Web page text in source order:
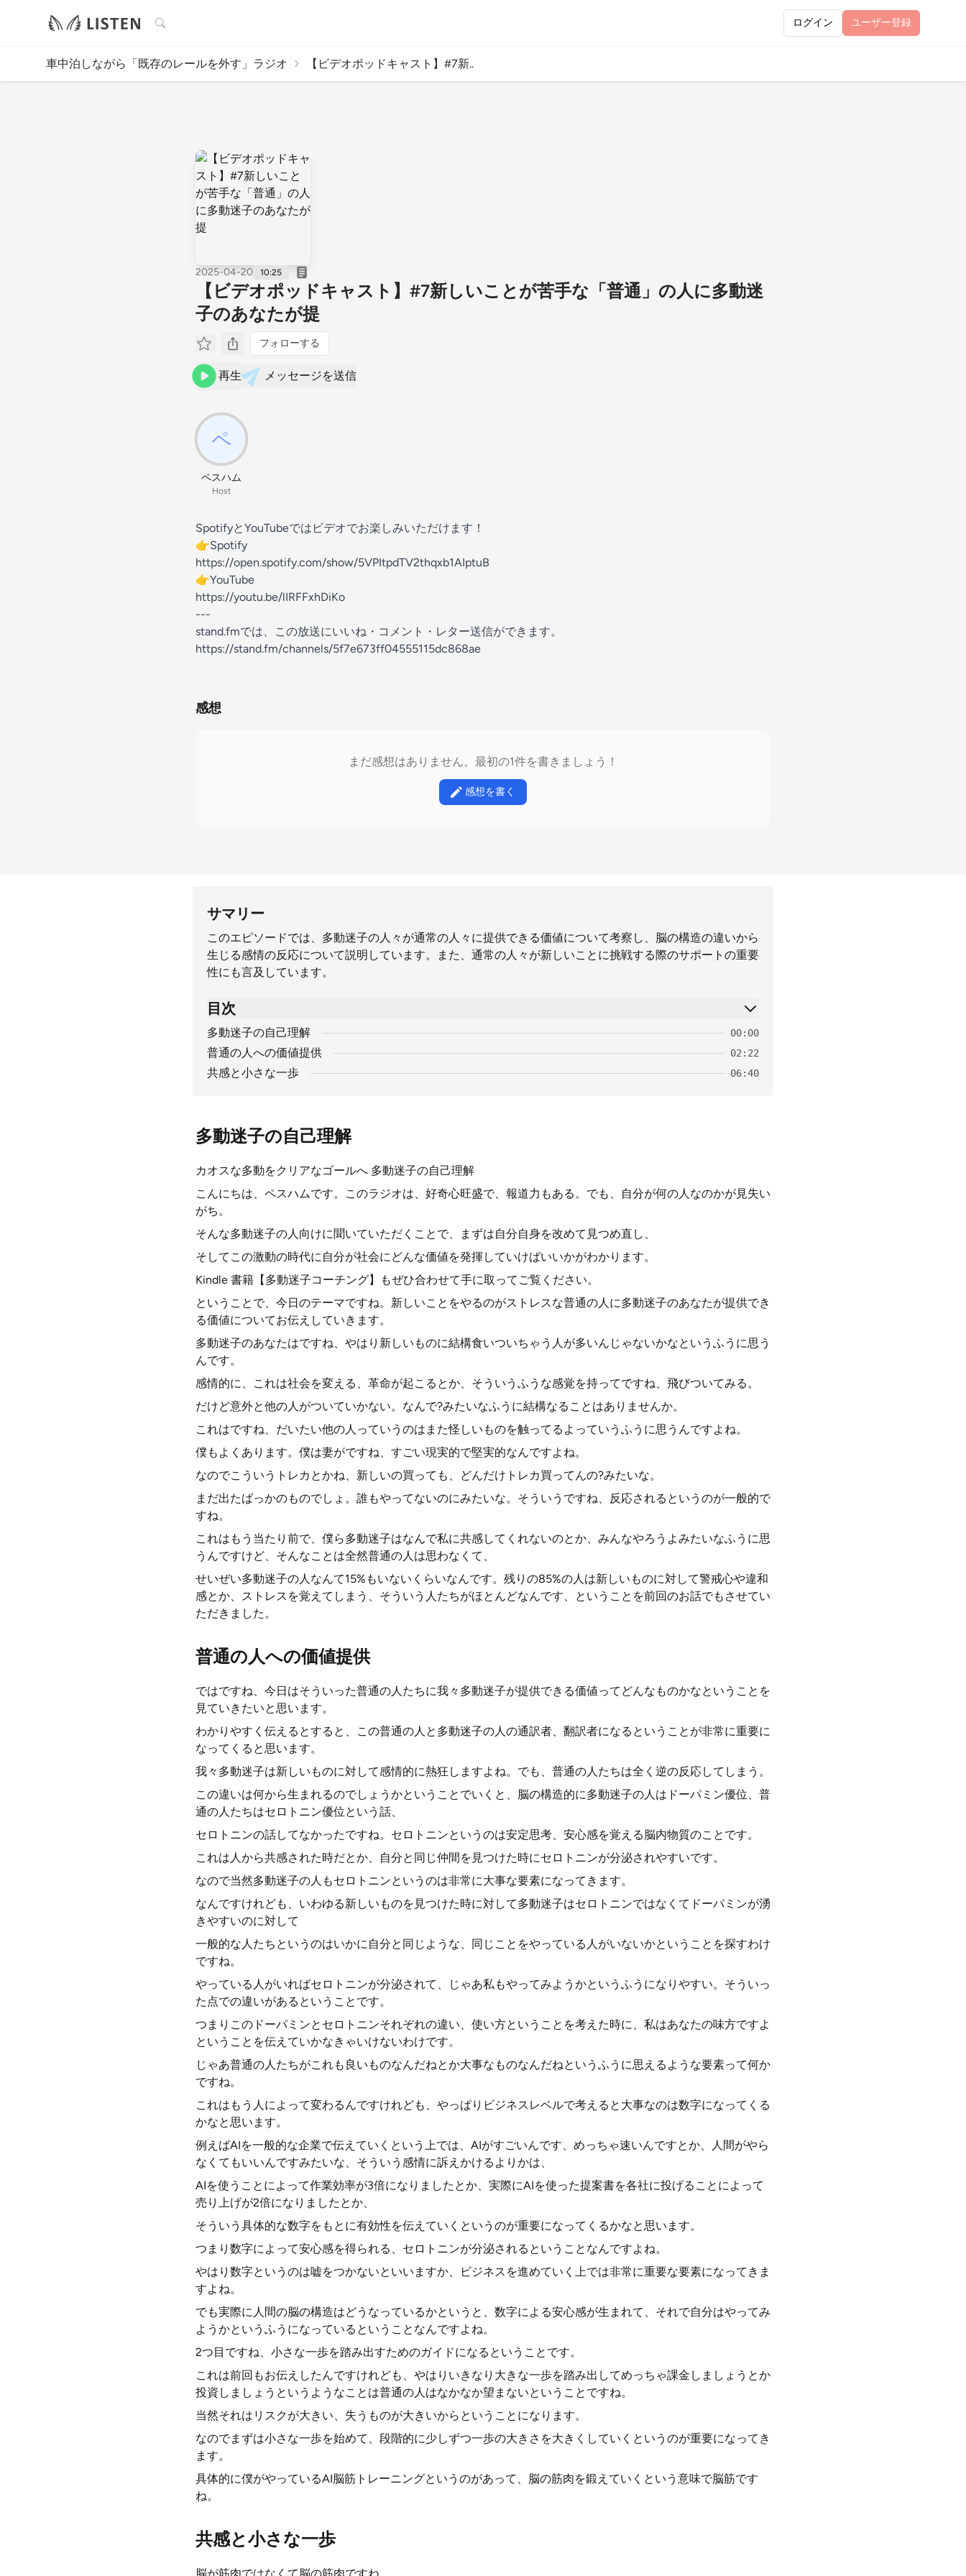
検索 ログイン ユーザー登録
車中泊しながら「既存のレールを外す」ラジオ 【ビデオポッドキャスト】#7新..
2025-04-20 10:25
【ビデオポッドキャスト】#7新しいことが苦手な「普通」の人に多動迷
子のあなたが提
フォローする
再生 メッセージを送信
ペスハム
Host
SpotifyとYouTubeではビデオでお楽しみいただけます！
👉Spotify
https://open.spotify.com/show/5VPItpdTV2thqxb1AIptuB
👉YouTube
https://youtu.be/lIRFFxhDiKo
---
stand.fmでは、この放送にいいね・コメント・レター送信ができます。
https://stand.fm/channels/5f7e673ff04555115dc868ae
感想
まだ感想はありません。最初の1件を書きましょう！
感想を書く
サマリー
このエピソードでは、多動迷子の人々が通常の人々に提供できる価値について考察し、脳の構造の違いから
生じる感情の反応について説明しています。また、通常の人々が新しいことに挑戦する際のサポートの重要
性にも言及しています。
目次
多動迷子の自己理解 00:00
普通の人への価値提供 02:22
共感と小さな一歩 06:40
多動迷子の自己理解
カオスな多動をクリアなゴールへ 多動迷子の自己理解
こんにちは、ペスハムです。このラジオは、好奇心旺盛で、報道力もある。でも、自分が何の人なのかが見失い
がち。
そんな多動迷子の人向けに聞いていただくことで、まずは自分自身を改めて見つめ直し、
そしてこの激動の時代に自分が社会にどんな価値を発揮していけばいいかがわかります。
Kindle 書籍【多動迷子コーチング】もぜひ合わせて手に取ってご覧ください。
ということで、今日のテーマですね。新しいことをやるのがストレスな普通の人に多動迷子のあなたが提供でき
る価値についてお伝えしていきます。
多動迷子のあなたはですね、やはり新しいものに結構食いついちゃう人が多いんじゃないかなというふうに思う
んです。
感情的に、これは社会を変える、革命が起こるとか、そういうふうな感覚を持ってですね、飛びついてみる。
だけど意外と他の人がついていかない。なんで?みたいなふうに結構なることはありませんか。
これはですね、だいたい他の人っていうのはまた怪しいものを触ってるよっていうふうに思うんですよね。
僕もよくあります。僕は妻がですね、すごい現実的で堅実的なんですよね。
なのでこういうトレカとかね、新しいの買っても、どんだけトレカ買ってんの?みたいな。
まだ出たばっかのものでしょ。誰もやってないのにみたいな。そういうですね、反応されるというのが一般的で
すね。
これはもう当たり前で、僕ら多動迷子はなんで私に共感してくれないのとか、みんなやろうよみたいなふうに思
うんですけど、そんなことは全然普通の人は思わなくて、
せいぜい多動迷子の人なんて15%もいないくらいなんです。残りの85%の人は新しいものに対して警戒心や違和
感とか、ストレスを覚えてしまう、そういう人たちがほとんどなんです、ということを前回のお話でもさせてい
ただきました。
普通の人への価値提供
ではですね、今日はそういった普通の人たちに我々多動迷子が提供できる価値ってどんなものかなということを
見ていきたいと思います。
わかりやすく伝えるとすると、この普通の人と多動迷子の人の通訳者、翻訳者になるということが非常に重要に
なってくると思います。
我々多動迷子は新しいものに対して感情的に熱狂しますよね。でも、普通の人たちは全く逆の反応してしまう。
この違いは何から生まれるのでしょうかということでいくと、脳の構造的に多動迷子の人はドーパミン優位、普
通の人たちはセロトニン優位という話、
セロトニンの話してなかったですね。セロトニンというのは安定思考、安心感を覚える脳内物質のことです。
これは人から共感された時だとか、自分と同じ仲間を見つけた時にセロトニンが分泌されやすいです。
なので当然多動迷子の人もセロトニンというのは非常に大事な要素になってきます。
なんですけれども、いわゆる新しいものを見つけた時に対して多動迷子はセロトニンではなくてドーパミンが湧
きやすいのに対して
一般的な人たちというのはいかに自分と同じような、同じことをやっている人がいないかということを探すわけ
ですね。
やっている人がいればセロトニンが分泌されて、じゃあ私もやってみようかというふうになりやすい。そういっ
た点での違いがあるということです。
つまりこのドーパミンとセロトニンそれぞれの違い、使い方ということを考えた時に、私はあなたの味方ですよ
ということを伝えていかなきゃいけないわけです。
じゃあ普通の人たちがこれも良いものなんだねとか大事なものなんだねというふうに思えるような要素って何か
ですね。
これはもう人によって変わるんですけれども、やっぱりビジネスレベルで考えると大事なのは数字になってくる
かなと思います。
例えばAIを一般的な企業で伝えていくという上では、AIがすごいんです、めっちゃ速いんですとか、人間がやら
なくてもいいんですみたいな、そういう感情に訴えかけるよりかは、
AIを使うことによって作業効率が3倍になりましたとか、実際にAIを使った提案書を各社に投げることによって
売り上げが2倍になりましたとか、
そういう具体的な数字をもとに有効性を伝えていくというのが重要になってくるかなと思います。
つまり数字によって安心感を得られる、セロトニンが分泌されるということなんですよね。
やはり数字というのは嘘をつかないといいますか、ビジネスを進めていく上では非常に重要な要素になってきま
すよね。
でも実際に人間の脳の構造はどうなっているかというと、数字による安心感が生まれて、それで自分はやってみ
ようかというふうになっているということなんですよね。
2つ目ですね、小さな一歩を踏み出すためのガイドになるということです。
これは前回もお伝えしたんですけれども、やはりいきなり大きな一歩を踏み出してめっちゃ課金しましょうとか
投資しましょうというようなことは普通の人はなかなか望まないということですね。
当然それはリスクが大きい、失うものが大きいからということになります。
なのでまずは小さな一歩を始めて、段階的に少しずつ一歩の大きさを大きくしていくというのが重要になってき
ます。
具体的に僕がやっているAI脳筋トレーニングというのがあって、脳の筋肉を鍛えていくという意味で脳筋です
ね。
共感と小さな一歩